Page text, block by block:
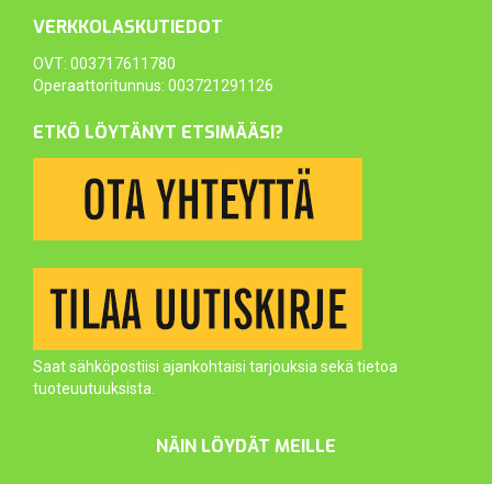
VERKKOLASKUTIEDOT
OVT: 003717611780
Operaattoritunnus: 003721291126
ETKÖ LÖYTÄNYT ETSIMÄÄSI?
Saat sähköpostiisi ajankohtaisi tarjouksia sekä tietoa
tuoteuutuuksista.
NÄIN LÖYDÄT MEILLE